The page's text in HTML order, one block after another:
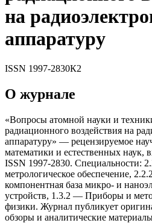
на
аппаратуру
ISSN 1997-2830К2
О журнале
«Вопросы атомной науки и
радиационного воздействия на
аппаратуру» — рецензируемое
математики и естественных наук,
ISSN 1997-2830. Специальности:
метрологическое обеспечение,
компонентная база микро- и
устройств, 1.3.2 — Приборы и
физики. Журнал публикует
обзоры и аналитические